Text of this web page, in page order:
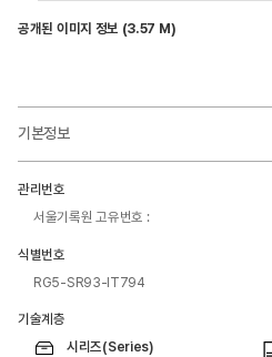
공개된 이미지 정보 (3.57 M)
기본정보
관리번호
서울기록원 고유번호 :
식별번호
RG5-SR93-IT794
기술계층
시리즈(Series)